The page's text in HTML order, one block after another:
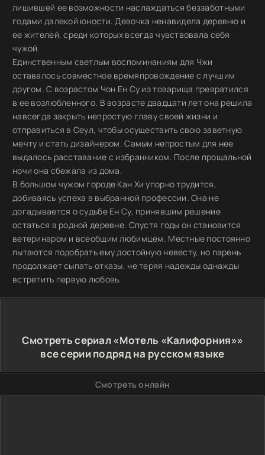
лишившей ее возможности наслаждаться беззаботными
годами далекой юности. Девочка ненавидела деревню и
ее жителей, среди которых всегда чувствовала себя
чужой.
Единственным светлым воспоминаниям для Чжи
оставалось совместное времяпровождение с лучшим
другом. С возрастом Чон Ен Су из товарища превратился
в ее возлюбленного. В возрасте двадцати лет она решила
навсегда закрыть непростую главу своей жизни и
отправиться в Сеул, чтобы осуществить свою заветную
мечту и стать дизайнером. Самым непростым для нее
выдалось расставание с избранником. После прощальной
ночи она сбежала из дома.
В большом чужом городе Кан Хи упорно трудится,
добиваясь успеха в выбранной профессии. Она не
догадывается о судьбе Ен Су, принявшим решение
остаться в родной деревне. Спустя годы он становится
ветеринаром и всеобщим любимцем. Местные постоянно
пытаются подобрать ему достойную невесту, но парень
продолжает сыпать отказы, не теряя надежды однажды
встретить первую любовь.
Смотреть сериал «Мотель «Калифорния»»
все серии подряд на русском языке
Смотреть онлайн